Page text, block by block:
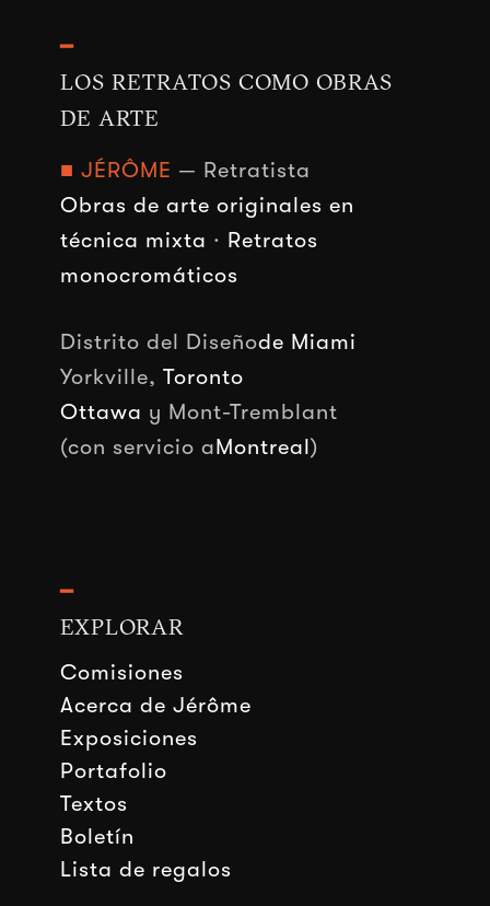
━
LOS RETRATOS COMO OBRAS
DE ARTE
■ JÉRÔME — Retratista
Obras de arte originales en
técnica mixta · Retratos
monocromáticos
Distrito del Diseñode Miami
Yorkville, Toronto
Ottawa y Mont-Tremblant
(con servicio aMontreal)
━
EXPLORAR
Comisiones
Acerca de Jérôme
Exposiciones
Portafolio
Textos
Boletín
Lista de regalos